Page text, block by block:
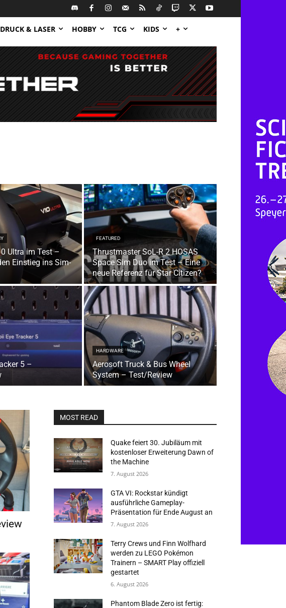
& LASER HOBBY TCG KIDS +
Ultra im Test –
Einstieg ins Sim-
FEATURED
Thrustmaster SoL-R 2 HOSAS
Space Sim Duo im Test – Eine
neue Referenz für Star Citizen?
5 –
HARDWARE
Aerosoft Truck & Bus Wheel
System – Test/Review
MOST READ
Quake feiert 30. Jubiläum mit
kostenloser Erweiterung Dawn of
the Machine
7. August 2026
GTA VI: Rockstar kündigt
ausführliche Gameplay-
Präsentation für Ende August an
7. August 2026
Terry Crews und Finn Wolfhard
werden zu LEGO Pokémon
Trainern – SMART Play offiziell
gestartet
6. August 2026
Phantom Blade Zero ist fertig: